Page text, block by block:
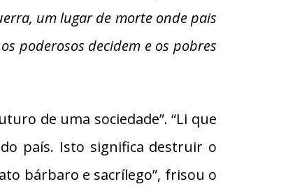
um lugar de morte onde pais
poderosos decidem e os pobres
de uma sociedade”. “Li que
país. Isto significa destruir o
bárbaro e sacrílego”, frisou o